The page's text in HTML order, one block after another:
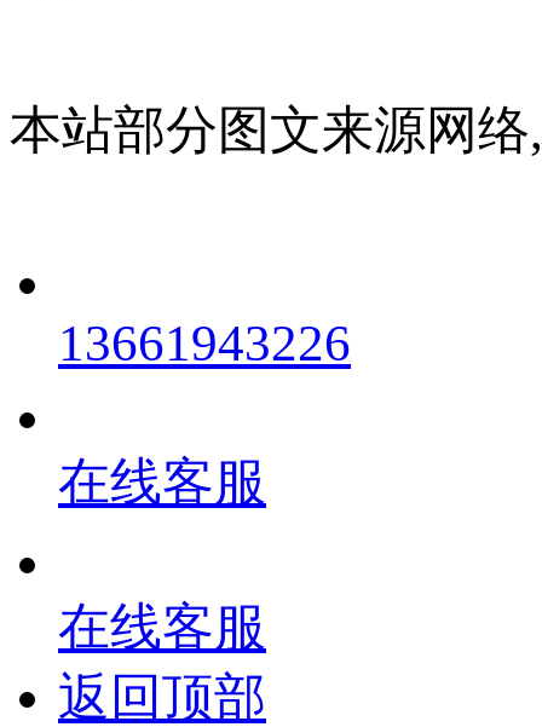
本站部分图文来源网
13661943226
在线客服
在线客服
返回顶部